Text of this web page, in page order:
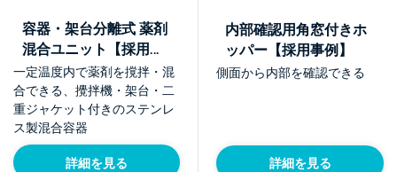
容器・架台分離式 薬剤
混合ユニット【採用事
例】
一定温度内で薬剤を撹拌・混
合できる、攪拌機・架台・二
重ジャケット付きのステンレ
ス製混合容器
詳細を見る
内部確認用角窓付きホ
ッパー【採用事例】
側面から内部を確認できる
詳細を見る